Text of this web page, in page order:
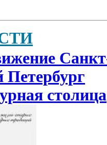
столица